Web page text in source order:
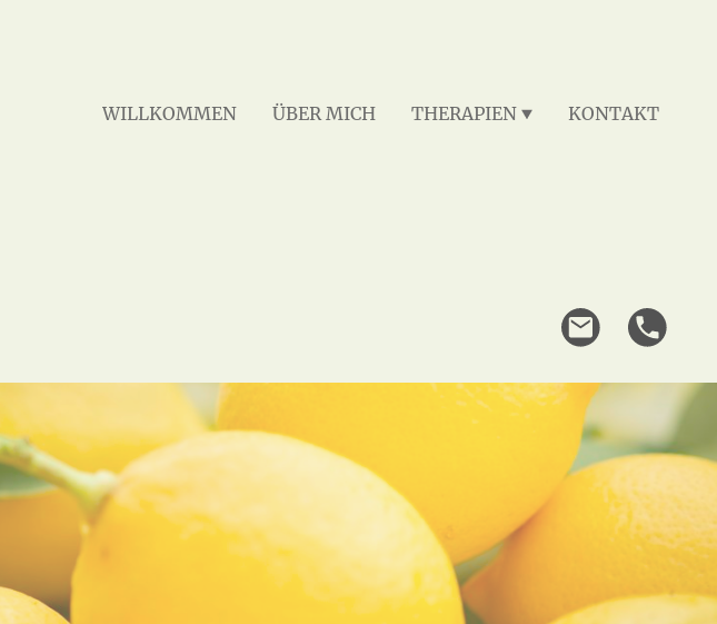
WILLKOMMEN ÜBER MICH THERAPIEN KONTAKT